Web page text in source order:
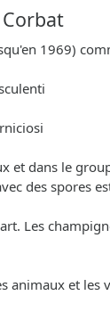
1969)
et dans le
des spores
Les
animaux et les